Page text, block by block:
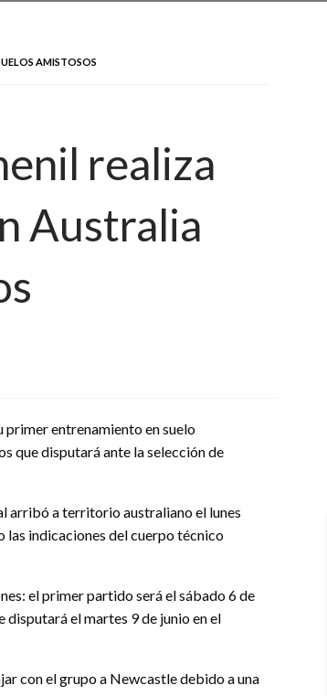
AMISTOSOS
realiza
Australia
primer entrenamiento en suelo
que disputará ante la selección de
arribó a territorio australiano el lunes
las indicaciones del cuerpo técnico
el primer partido será el sábado 6 de
disputará el martes 9 de junio en el
con el grupo a Newcastle debido a una